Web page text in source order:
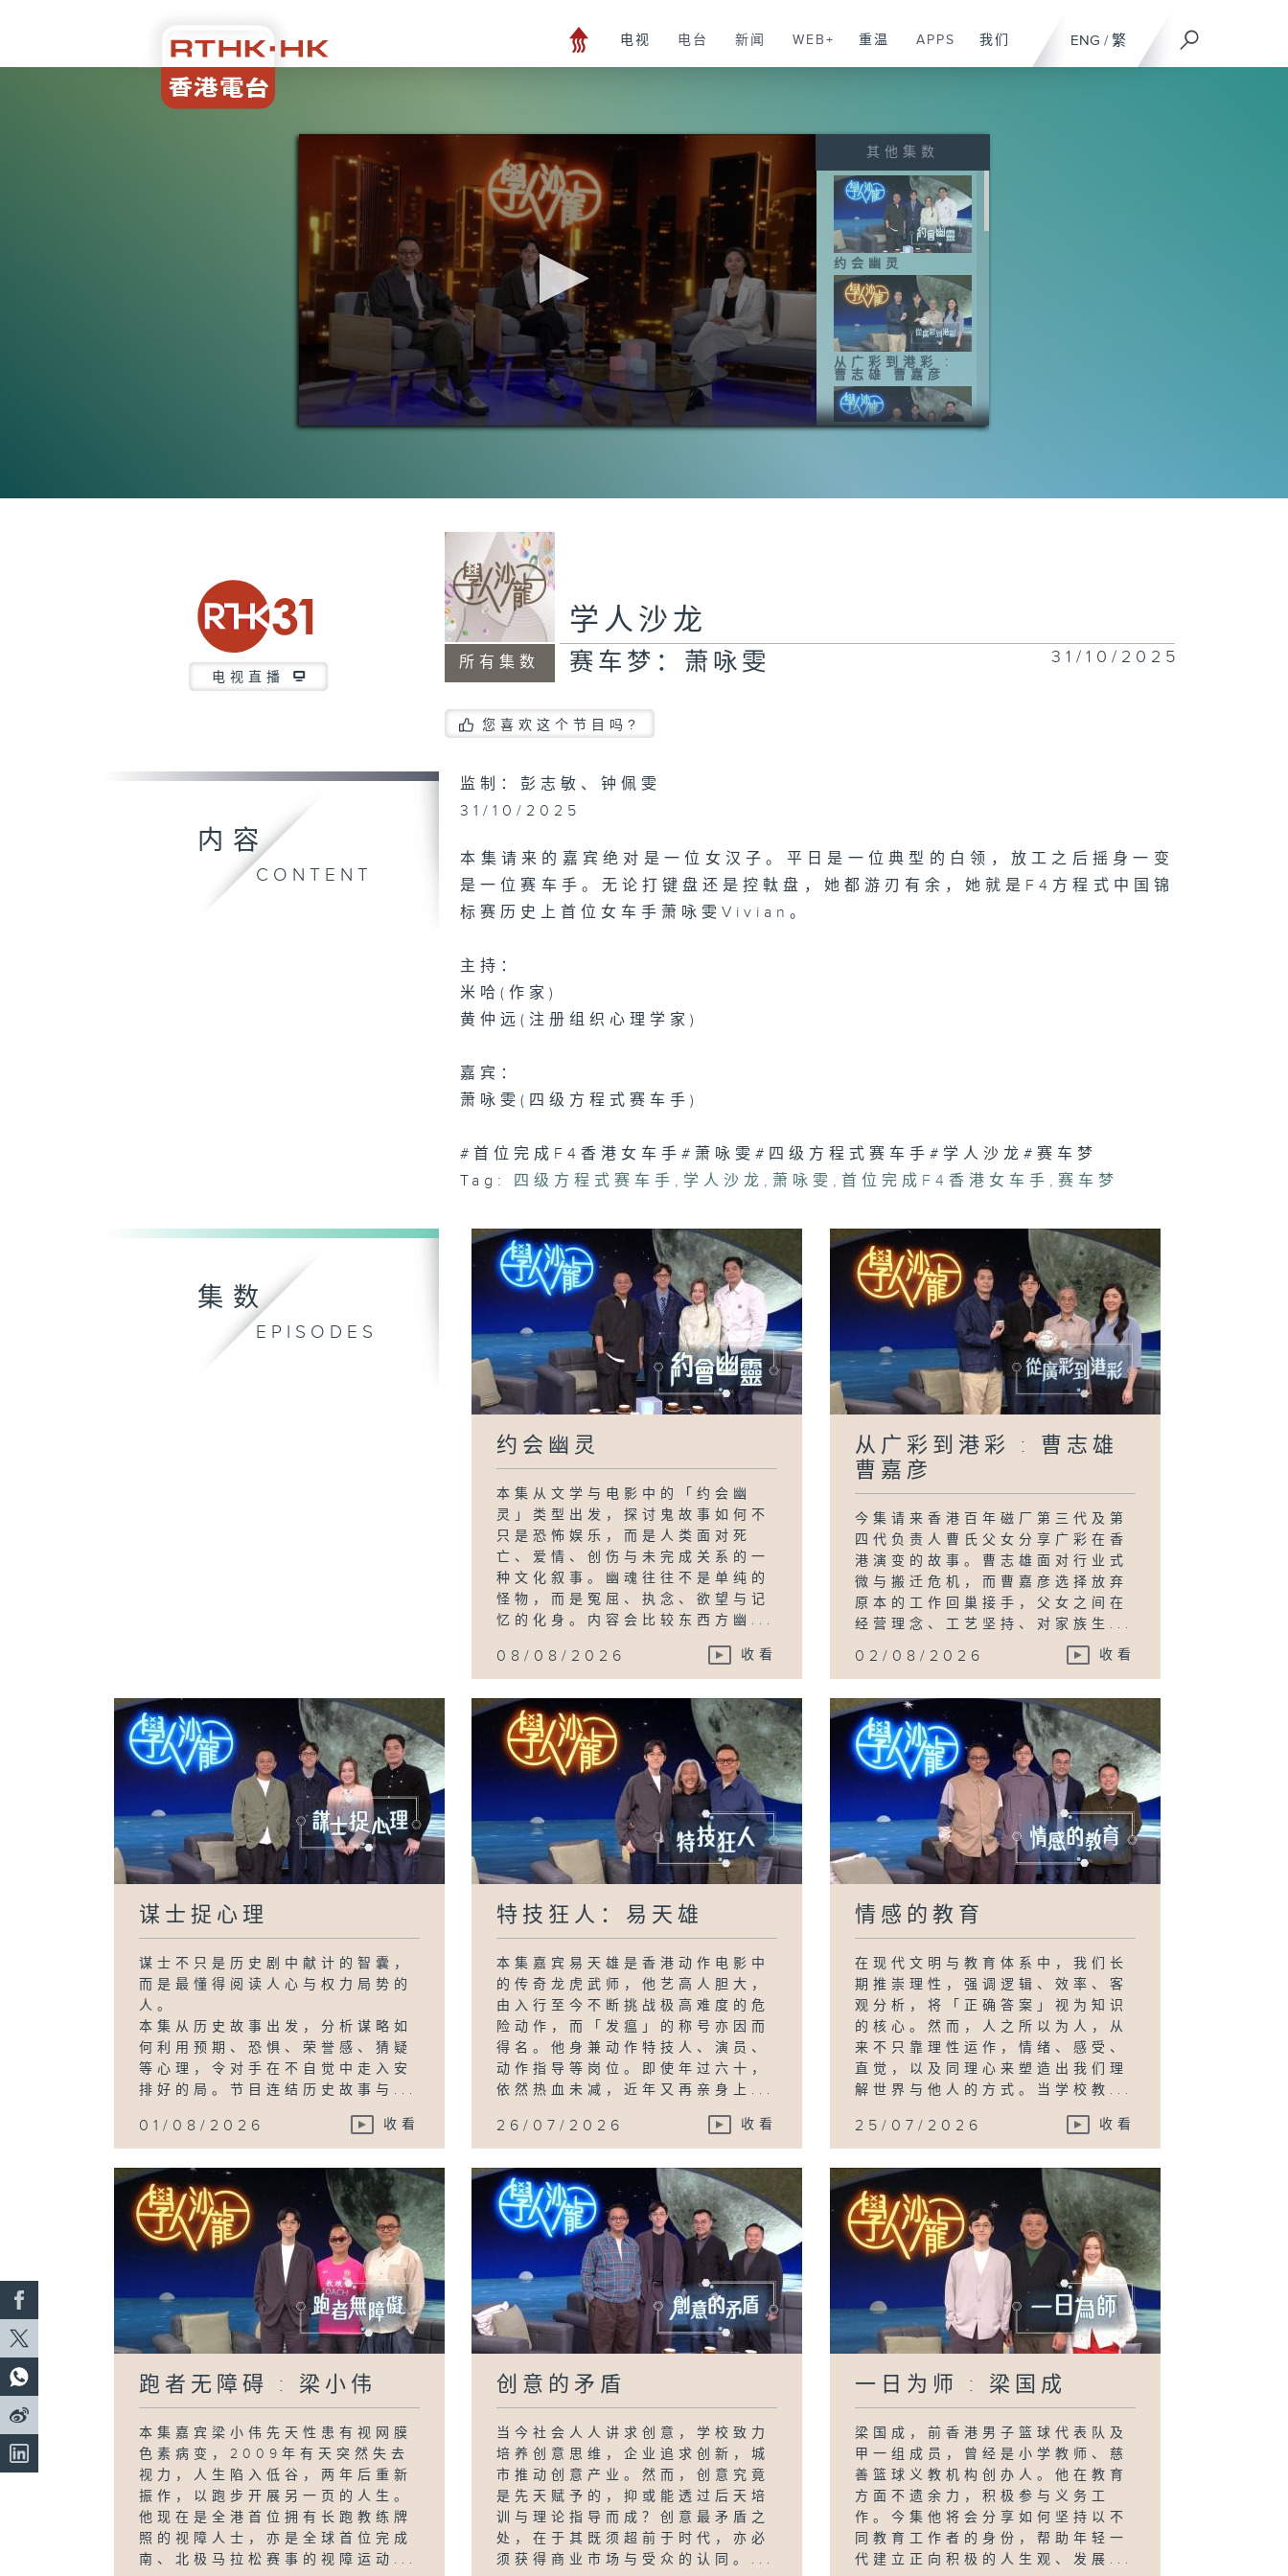
ENG / 繁
电视 电台 新闻 WEB+ 重温 APPS 我们
0
其他集数
约会幽灵
从广彩到港彩 :
曹志雄 曹嘉彦
创意的矛盾
电视直播
所有集数
学人沙龙
赛车梦：萧咏雯 31/10/2025
您喜欢这个节目吗?
内容
CONTENT
监制：彭志敏、钟佩雯
31/10/2025
本集请来的嘉宾绝对是一位女汉子。平日是一位典型的白领，放工之后摇身一变
是一位赛车手。无论打键盘还是控軚盘，她都游刃有余，她就是F4方程式中国锦
标赛历史上首位女车手萧咏雯Vivian。
主持：
米哈(作家)
黄仲远(注册组织心理学家)
嘉宾：
萧咏雯(四级方程式赛车手)
#首位完成F4香港女车手#萧咏雯#四级方程式赛车手#学人沙龙#赛车梦
Tag:
四级方程式赛车手 , 学人沙龙 , 萧咏雯 ,首位完成F4香港女车手 , 赛车梦
集数
EPISODES
约会幽灵
本集从文学与电影中的「约会幽
灵」类型出发，探讨鬼故事如何不
只是恐怖娱乐，而是人类面对死
亡、爱情、创伤与未完成关系的一
种文化叙事。幽魂往往不是单纯的
怪物，而是冤屈、执念、欲望与记
忆的化身。内容会比较东西方幽...
08/08/2026 收看
从广彩到港彩 : 曹志雄
曹嘉彦
今集请来香港百年磁厂第三代及第
四代负责人曹氏父女分享广彩在香
港演变的故事。曹志雄面对行业式
微与搬迁危机，而曹嘉彦选择放弃
原本的工作回巢接手，父女之间在
经营理念、工艺坚持、对家族生...
02/08/2026 收看
谋士捉心理
谋士不只是历史剧中献计的智囊，
而是最懂得阅读人心与权力局势的
人。
本集从历史故事出发，分析谋略如
何利用预期、恐惧、荣誉感、猜疑
等心理，令对手在不自觉中走入安
排好的局。节目连结历史故事与...
01/08/2026 收看
特技狂人：易天雄
本集嘉宾易天雄是香港动作电影中
的传奇龙虎武师，他艺高人胆大，
由入行至今不断挑战极高难度的危
险动作，而「发瘟」的称号亦因而
得名。他身兼动作特技人、演员、
动作指导等岗位。即使年过六十，
依然热血未减，近年又再亲身上...
26/07/2026 收看
情感的教育
在现代文明与教育体系中，我们长
期推崇理性，强调逻辑、效率、客
观分析，将「正确答案」视为知识
的核心。然而，人之所以为人，从
来不只靠理性运作，情绪、感受、
直觉，以及同理心来塑造出我们理
解世界与他人的方式。当学校教...
25/07/2026 收看
跑者无障碍 : 梁小伟
本集嘉宾梁小伟先天性患有视网膜
色素病变，2009年有天突然失去
视力，人生陷入低谷，两年后重新
振作，以跑步开展另一页的人生。
他现在是全港首位拥有长跑教练牌
照的视障人士，亦是全球首位完成
南、北极马拉松赛事的视障运动...
创意的矛盾
当今社会人人讲求创意，学校致力
培养创意思维，企业追求创新，城
市推动创意产业。然而，创意究竟
是先天赋予的，抑或能透过后天培
训与理论指导而成？创意最矛盾之
处，在于其既须超前于时代，亦必
须获得商业市场与受众的认同。...
一日为师 : 梁国成
梁国成，前香港男子篮球代表队及
甲一组成员，曾经是小学教师、慈
善篮球义教机构创办人。他在教育
方面不遗余力，积极参与义务工
作。今集他将会分享如何坚持以不
同教育工作者的身份，帮助年轻一
代建立正向积极的人生观、发展...